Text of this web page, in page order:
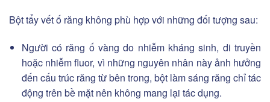
Bột tẩy vết ố răng không phù hợp với những đối tượng sau:
Người có răng ố vàng do nhiễm kháng sinh, di truyền
hoặc nhiễm fluor, vì những nguyên nhân này ảnh hưởng
đến cấu trúc răng từ bên trong, bột làm sáng răng chỉ tác
động trên bề mặt nên không mang lại tác dụng.